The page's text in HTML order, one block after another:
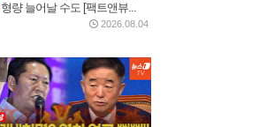
2026.07.30
형량 늘어날 수도 [팩트앤뷰...
2026.08.04